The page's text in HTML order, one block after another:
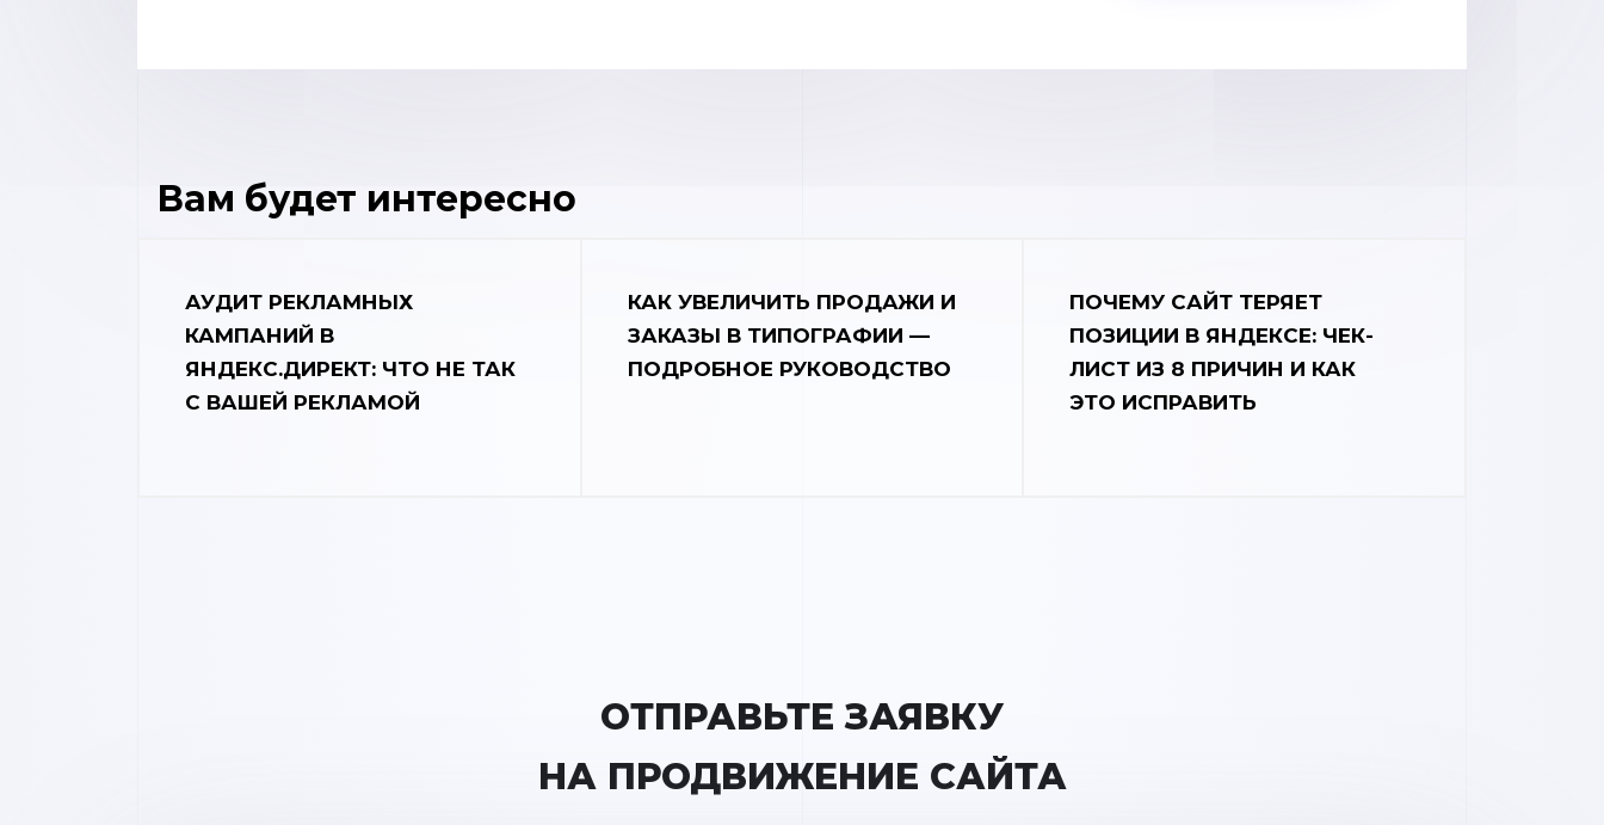
Вам будет интересно
АУДИТ РЕКЛАМНЫХ
КАМПАНИЙ В
ЯНДЕКС.ДИРЕКТ: ЧТО НЕ ТАК
С ВАШЕЙ РЕКЛАМОЙ
КАК УВЕЛИЧИТЬ ПРОДАЖИ И
ЗАКАЗЫ В ТИПОГРАФИИ —
ПОДРОБНОЕ РУКОВОДСТВО
ПОЧЕМУ САЙТ ТЕРЯЕТ
ПОЗИЦИИ В ЯНДЕКСЕ: ЧЕК-
ЛИСТ ИЗ 8 ПРИЧИН И КАК
ЭТО ИСПРАВИТЬ
ОТПРАВЬТЕ ЗАЯВКУ
НА ПРОДВИЖЕНИЕ САЙТА